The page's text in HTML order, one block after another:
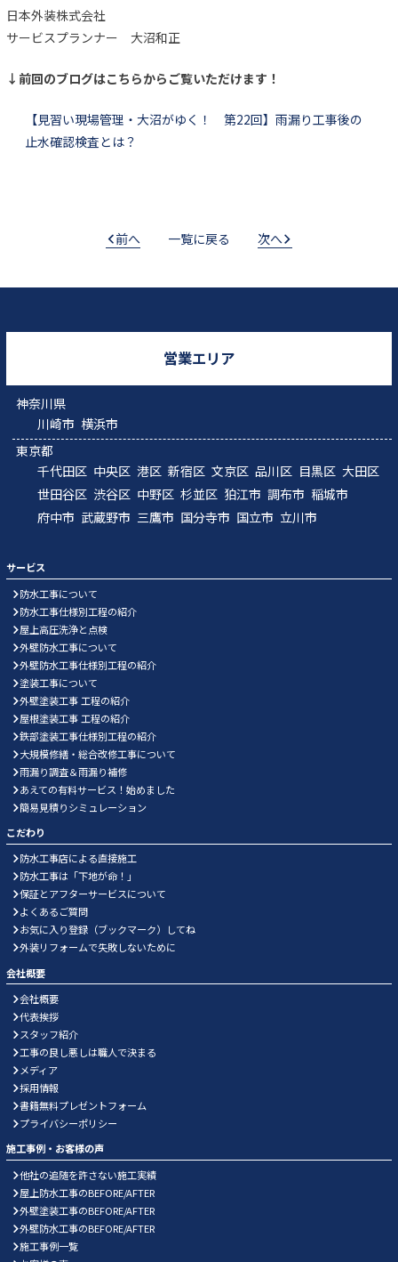
日本外装株式会社
サービスプランナー 大沼和正
↓前回のブログはこちらからご覧いただけます！
【見習い現場管理・大沼がゆく！ 第22回】雨漏り工事後の
止水確認検査とは？
前へ 一覧に戻る 次へ
営業エリア
神奈川県
川崎市 横浜市
東京都
千代田区 中央区 港区 新宿区 文京区 品川区 目黒区 大田区
世田谷区 渋谷区 中野区 杉並区 狛江市 調布市 稲城市
府中市 武蔵野市 三鷹市 国分寺市 国立市 立川市
サービス
防水工事について
防水工事仕様別工程の紹介
屋上高圧洗浄と点検
外壁防水工事について
外壁防水工事仕様別工程の紹介
塗装工事について
外壁塗装工事 工程の紹介
屋根塗装工事 工程の紹介
鉄部塗装工事仕様別工程の紹介
大規模修繕・総合改修工事について
雨漏り調査＆雨漏り補修
あえての有料サービス！始めました
簡易見積りシミュレーション
こだわり
防水工事店による直接施工
防水工事は「下地が命！」
保証とアフターサービスについて
よくあるご質問
お気に入り登録（ブックマーク）してね
外装リフォームで失敗しないために
会社概要
会社概要
代表挨拶
スタッフ紹介
工事の良し悪しは職人で決まる
メディア
採用情報
書籍無料プレゼントフォーム
プライバシーポリシー
施工事例・お客様の声
他社の追随を許さない施工実績
屋上防水工事のBEFORE/AFTER
外壁塗装工事のBEFORE/AFTER
外壁防水工事のBEFORE/AFTER
施工事例一覧